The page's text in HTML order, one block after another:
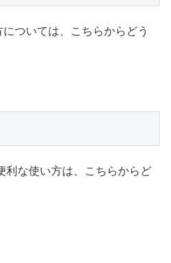
ついては、こちらからどう
利な使い方は、こちらからど